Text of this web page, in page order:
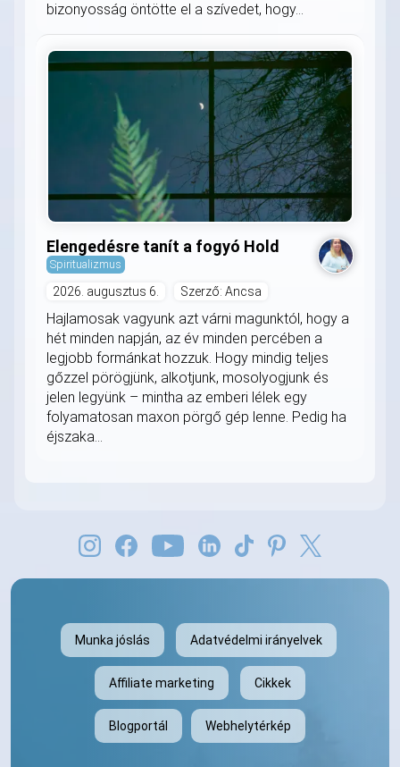
bizonyosság öntötte el a szívedet, hogy...
Elengedésre tanít a fogyó Hold
Spiritualizmus
2026. augusztus 6. Szerző: Ancsa
Hajlamosak vagyunk azt várni magunktól, hogy a
hét minden napján, az év minden percében a
legjobb formánkat hozzuk. Hogy mindig teljes
gőzzel pörögjünk, alkotjunk, mosolyogjunk és
jelen legyünk – mintha az emberi lélek egy
folyamatosan maxon pörgő gép lenne. Pedig ha
éjszaka...
Munka jóslás Adatvédelmi irányelvek
Affiliate marketing Cikkek
Blogportál Webhelytérkép